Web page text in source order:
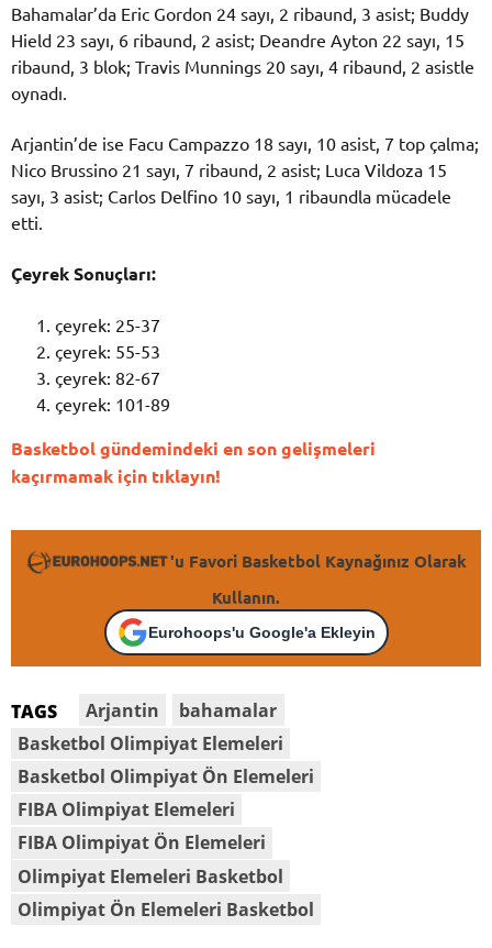
Bahamalar’da Eric Gordon 24 sayı, 2 ribaund, 3 asist; Buddy
Hield 23 sayı, 6 ribaund, 2 asist; Deandre Ayton 22 sayı, 15
ribaund, 3 blok; Travis Munnings 20 sayı, 4 ribaund, 2 asistle
oynadı.
Arjantin’de ise Facu Campazzo 18 sayı, 10 asist, 7 top çalma;
Nico Brussino 21 sayı, 7 ribaund, 2 asist; Luca Vildoza 15
sayı, 3 asist; Carlos Delfino 10 sayı, 1 ribaundla mücadele
etti.
Çeyrek Sonuçları:
çeyrek: 25-37
çeyrek: 55-53
çeyrek: 82-67
çeyrek: 101-89
Basketbol gündemindeki en son gelişmeleri
kaçırmamak için tıklayın!
'u Favori Basketbol Kaynağınız Olarak
Kullanın.
Eurohoops'u Google'a Ekleyin
TAGS Arjantin
bahamalar
Basketbol Olimpiyat Elemeleri
Basketbol Olimpiyat Ön Elemeleri
FIBA Olimpiyat Elemeleri
FIBA Olimpiyat Ön Elemeleri
Olimpiyat Elemeleri Basketbol
Olimpiyat Ön Elemeleri Basketbol